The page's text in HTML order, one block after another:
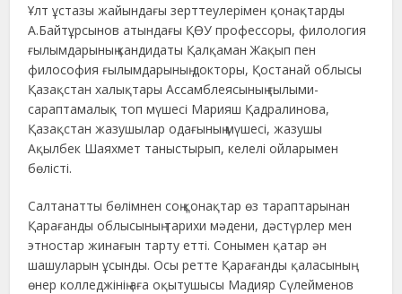
Ұлт ұстазы жайындағы зерттеулерімен қонақтарды
А.Байтұрсынов атындағы ҚӨУ профессоры, филология
ғылымдарының кандидаты Қалқаман Жақып пен
философия ғылымдарының докторы, Қостанай облысы
Қазақстан халықтары Ассамблеясының ғылыми-
сараптамалық топ мүшесі Марияш Қадралинова,
Қазақстан жазушылар одағының мүшесі, жазушы
Ақылбек Шаяхмет таныстырып, келелі ойларымен
бөлісті.
Салтанатты бөлімнен соң қонақтар өз тараптарынан
Қарағанды облысының тарихи мәдени, дәстүрлер мен
этностар жинағын тарту етті. Сонымен қатар ән
шашуларын ұсынды. Осы ретте Қарағанды қаласының
өнер колледжінің аға оқытушысы Мадияр Сүлейменов